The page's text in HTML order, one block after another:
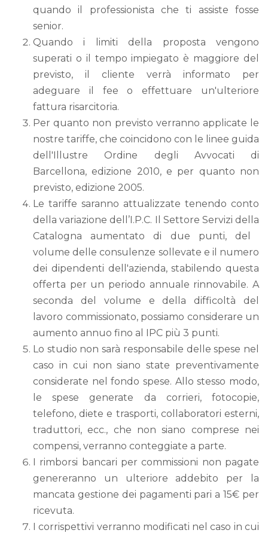
quando il professionista che ti assiste fosse
senior.
Quando i limiti della proposta vengono
superati o il tempo impiegato è maggiore del
previsto, il cliente verrà informato per
adeguare il fee o effettuare un'ulteriore
fattura risarcitoria.
Per quanto non previsto verranno applicate le
nostre tariffe, che coincidono con le linee guida
dell'Illustre Ordine degli Avvocati di
Barcellona, ​​edizione 2010, e per quanto non
previsto, edizione 2005.
Le tariffe saranno attualizzate tenendo conto
della variazione dell’I.P.C. Il Settore Servizi della
Catalogna aumentato di due punti, del ​​
volume delle consulenze sollevate e il numero
dei dipendenti dell'azienda, stabilendo questa
offerta per un periodo annuale rinnovabile. A
seconda del volume e della difficoltà del
lavoro commissionato, possiamo considerare un
aumento annuo fino al IPC più 3 punti.
Lo studio non sarà responsabile delle spese nel
caso in cui non siano state preventivamente
considerate nel fondo spese. Allo stesso modo,
le spese generate da corrieri, fotocopie,
telefono, diete e trasporti, collaboratori esterni,
traduttori, ecc., che non siano comprese nei
compensi, verranno conteggiate a parte.
I rimborsi bancari per commissioni non pagate
genereranno un ulteriore addebito per la
mancata gestione dei pagamenti pari a 15€ per
ricevuta.
I corrispettivi verranno modificati nel caso in cui